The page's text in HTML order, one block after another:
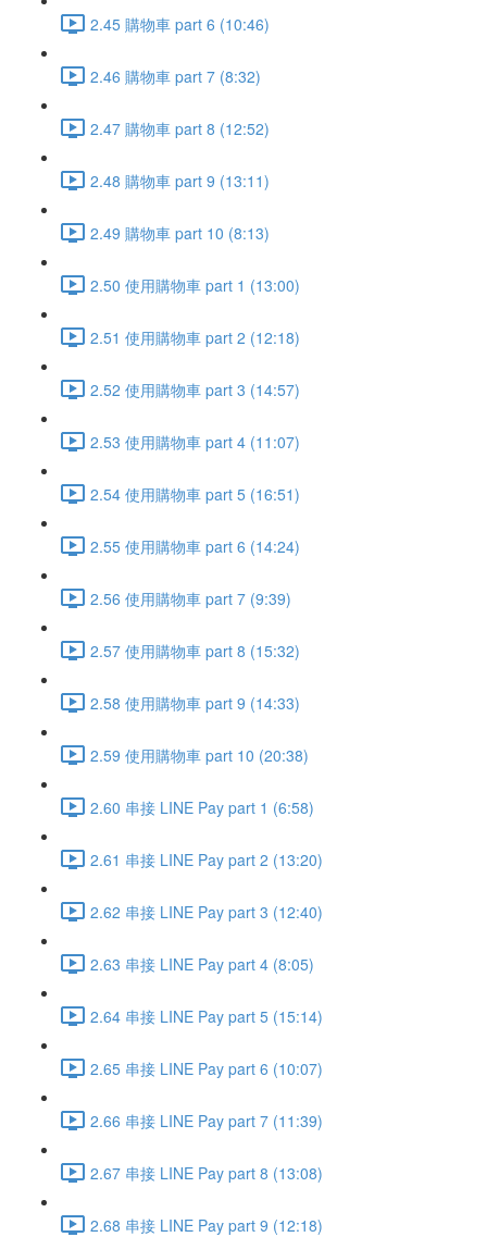
2.45 購物車 part 6 (10:46)
2.46 購物車 part 7 (8:32)
2.47 購物車 part 8 (12:52)
2.48 購物車 part 9 (13:11)
2.49 購物車 part 10 (8:13)
2.50 使用購物車 part 1 (13:00)
2.51 使用購物車 part 2 (12:18)
2.52 使用購物車 part 3 (14:57)
2.53 使用購物車 part 4 (11:07)
2.54 使用購物車 part 5 (16:51)
2.55 使用購物車 part 6 (14:24)
2.56 使用購物車 part 7 (9:39)
2.57 使用購物車 part 8 (15:32)
2.58 使用購物車 part 9 (14:33)
2.59 使用購物車 part 10 (20:38)
2.60 串接 LINE Pay part 1 (6:58)
2.61 串接 LINE Pay part 2 (13:20)
2.62 串接 LINE Pay part 3 (12:40)
2.63 串接 LINE Pay part 4 (8:05)
2.64 串接 LINE Pay part 5 (15:14)
2.65 串接 LINE Pay part 6 (10:07)
2.66 串接 LINE Pay part 7 (11:39)
2.67 串接 LINE Pay part 8 (13:08)
2.68 串接 LINE Pay part 9 (12:18)